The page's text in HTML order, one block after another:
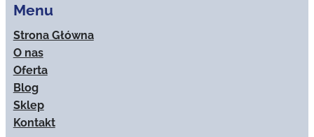
Menu
Strona Główna
O nas
Oferta
Blog
Sklep
Kontakt